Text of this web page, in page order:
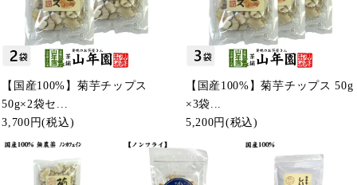
【国産100%】菊芋チップス
50g×2袋セ...
3,700円(税込)
【国産100%】菊芋チップス 50g
×3袋...
5,200円(税込)